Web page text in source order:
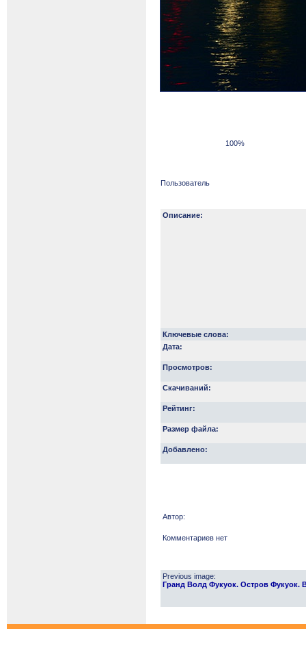
100%
Пользователь
Описание:
Ключевые слова:
Дата:
Просмотров:
Скачиваний:
Рейтинг:
Размер файла:
Добавлено:
Автор:
Комментариев нет
Previous image:
Гранд Волд Фукуок. Остров Фукуок.